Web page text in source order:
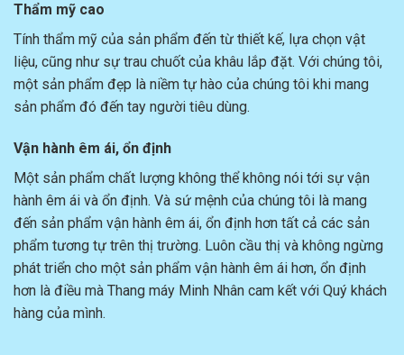
Thẩm mỹ cao
Tính thẩm mỹ của sản phẩm đến từ thiết kế, lựa chọn vật
liệu, cũng như sự trau chuốt của khâu lắp đặt. Với chúng tôi,
một sản phẩm đẹp là niềm tự hào của chúng tôi khi mang
sản phẩm đó đến tay người tiêu dùng.
Vận hành êm ái, ổn định
Một sản phẩm chất lượng không thể không nói tới sự vận
hành êm ái và ổn định. Và sứ mệnh của chúng tôi là mang
đến sản phẩm vận hành êm ái, ổn định hơn tất cả các sản
phẩm tương tự trên thị trường. Luôn cầu thị và không ngừng
phát triển cho một sản phẩm vận hành êm ái hơn, ổn định
hơn là điều mà Thang máy Minh Nhân cam kết với Quý khách
hàng của mình.